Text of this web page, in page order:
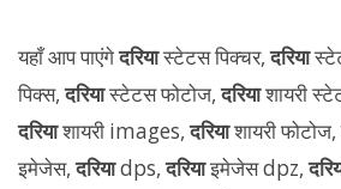
यहाँ आप पाएंगेदरियास्टेटस पिक्चर,दरिया
पिक्स,दरियास्टेटस फोटोज,दरियाशायरी
दरियाशायरी images,दरियाशायरी फोटोज,
इमेजेस,दरियाdps,दरियाइमेजेस dpz,